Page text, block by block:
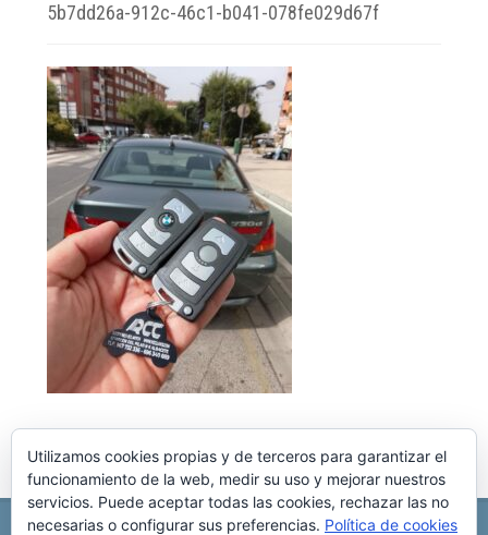
5b7dd26a-912c-46c1-b041-078fe029d67f
Utilizamos cookies propias y de terceros para garantizar el
funcionamiento de la web, medir su uso y mejorar nuestros
servicios. Puede aceptar todas las cookies, rechazar las no
necesarias o configurar sus preferencias. Política de cookies